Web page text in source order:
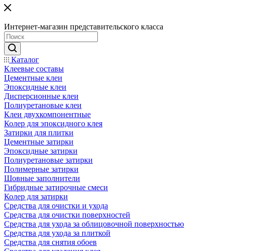
Интернет-магазин представительского класса
Каталог
Клеевые составы
Цементные клеи
Эпоксидные клеи
Дисперсионные клеи
Полиуретановые клеи
Клеи двухкомпонентные
Колер для эпоксидного клея
Затирки для плитки
Цементные затирки
Эпоксидные затирки
Полиуретановые затирки
Полимерные затирки
Шовные заполнители
Гибридные затирочные смеси
Колер для затирки
Средства для очистки и ухода
Средства для очистки поверхностей
Средства для ухода за облицовочной поверхностью
Средства для ухода за плиткой
Средства для снятия обоев